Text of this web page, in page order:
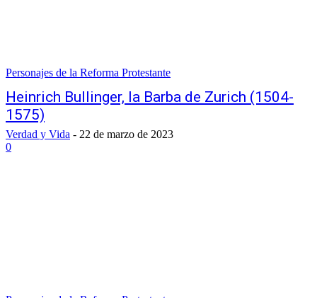
Personajes de la Reforma Protestante
Heinrich Bullinger, la Barba de Zurich (1504-
1575)
Verdad y Vida - 22 de marzo de 2023
0